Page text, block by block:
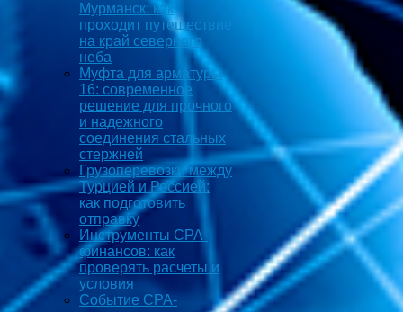
Мурманск: как
проходит путешествие
на край северного
неба
Муфта для арматуры
16: современное
решение для прочного
и надежного
соединения стальных
стержней
Грузоперевозки между
Турцией и Россией:
как подготовить
отправку
Инструменты CPA-
финансов: как
проверять расчеты и
условия
Событие CPA-